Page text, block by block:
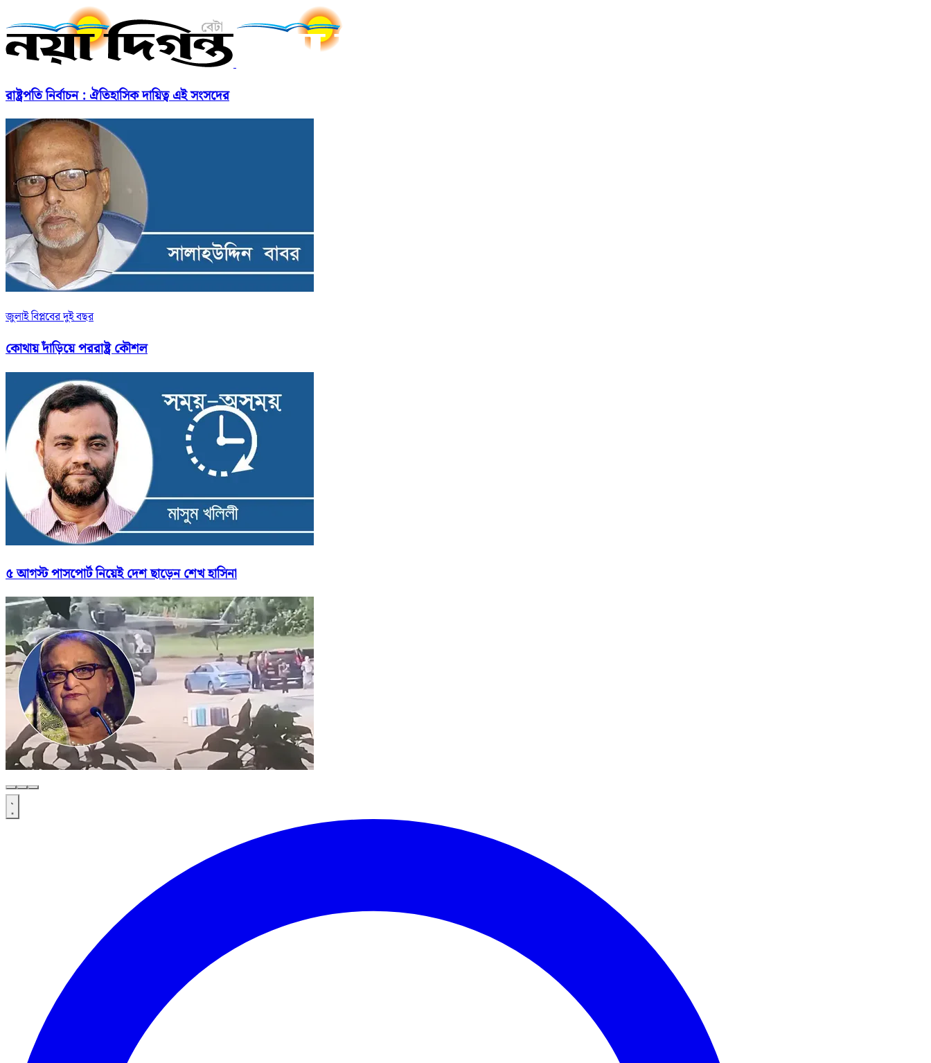
রাষ্ট্রপতি নির্বাচন : ঐতিহাসিক দায়িত্ব এই সংসদের
জুলাই বিপ্লবের দুই বছর
কোথায় দাঁড়িয়ে পররাষ্ট্র কৌশল
৫ আগস্ট পাসপোর্ট নিয়েই দেশ ছাড়েন শেখ হাসিনা